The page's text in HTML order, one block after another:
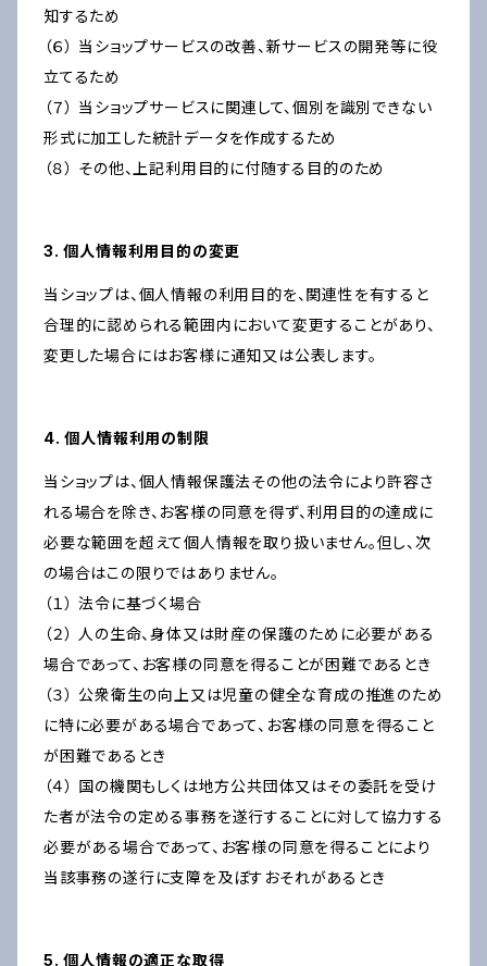
知するため
（６） 当ショップサービスの改善、新サービスの開発等に役
立てるため
（７） 当ショップサービスに関連して、個別を識別できない
形式に加工した統計データを作成するため
（８） その他、上記利用目的に付随する目的のため
3. 個人情報利用目的の変更
当ショップは、個人情報の利用目的を、関連性を有すると
合理的に認められる範囲内において変更することがあり、
変更した場合にはお客様に通知又は公表します。
4. 個人情報利用の制限
当ショップは、個人情報保護法その他の法令により許容さ
れる場合を除き、お客様の同意を得ず、利用目的の達成に
必要な範囲を超えて個人情報を取り扱いません。但し、次
の場合はこの限りではありません。
（１） 法令に基づく場合
（２） 人の生命、身体又は財産の保護のために必要がある
場合であって、お客様の同意を得ることが困難であるとき
（３） 公衆衛生の向上又は児童の健全な育成の推進のため
に特に必要がある場合であって、お客様の同意を得ること
が困難であるとき
（４） 国の機関もしくは地方公共団体又はその委託を受け
た者が法令の定める事務を遂行することに対して協力する
必要がある場合であって、お客様の同意を得ることにより
当該事務の遂行に支障を及ぼすおそれがあるとき
5. 個人情報の適正な取得